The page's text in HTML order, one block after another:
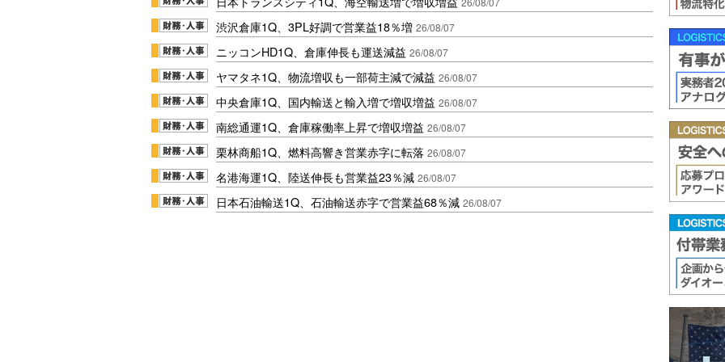
渋沢倉庫1Q、3PL好調で営業益18％増 26/08/07
ニッコンHD1Q、倉庫伸長も運送減益 26/08/07
ヤマタネ1Q、物流増収も一部荷主減で減益 26/08/07
中央倉庫1Q、国内輸送と輸入増で増収増益 26/08/07
南総通運1Q、倉庫稼働率上昇で増収増益 26/08/07
栗林商船1Q、燃料高響き営業赤字に転落 26/08/07
名港海運1Q、陸送伸長も営業益23％減 26/08/07
日本石油輸送1Q、石油輸送赤字で営業益68％減 26/08/07